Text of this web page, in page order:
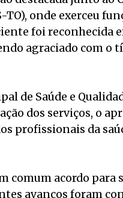
TO), onde exerceu
foi reconhecida
agraciado com o
de Saúde e
dos serviços, o
profissionais da
comum acordo
avanços foram